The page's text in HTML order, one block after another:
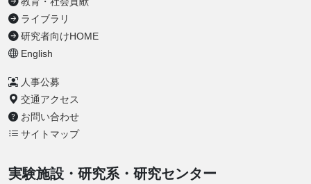
ライブラリ
研究者向けHOME
English
人事公募
交通アクセス
お問い合わせ
サイトマップ
実験施設・研究系・研究センター